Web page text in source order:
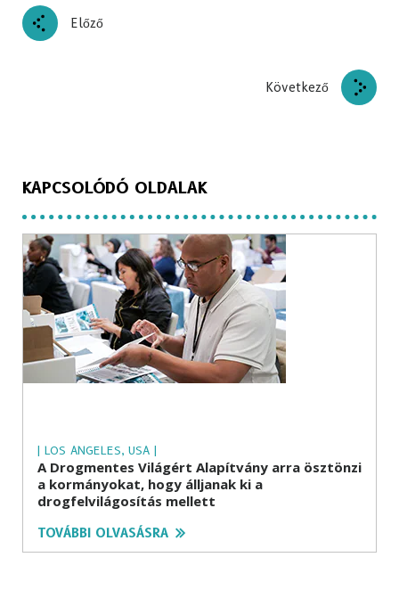
Előző
Következő
KAPCSOLÓDÓ OLDALAK
| LOS ANGELES, USA |
A Drogmentes Világért Alapítvány arra ösztönzi
a kormányokat, hogy álljanak ki a
drogfelvilágosítás mellett
TOVÁBBI OLVASÁSRA